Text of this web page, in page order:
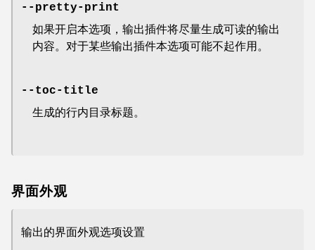
--pretty-print
如果开启本选项，输出插件将尽量生成可读的输出
内容。对于某些输出插件本选项可能不起作用。
--toc-title
生成的行内目录标题。
界面外观
输出的界面外观选项设置